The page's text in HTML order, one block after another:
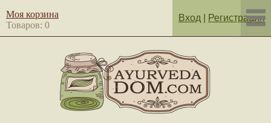
Моя корзина
Товаров: 0
Вход Регистрация